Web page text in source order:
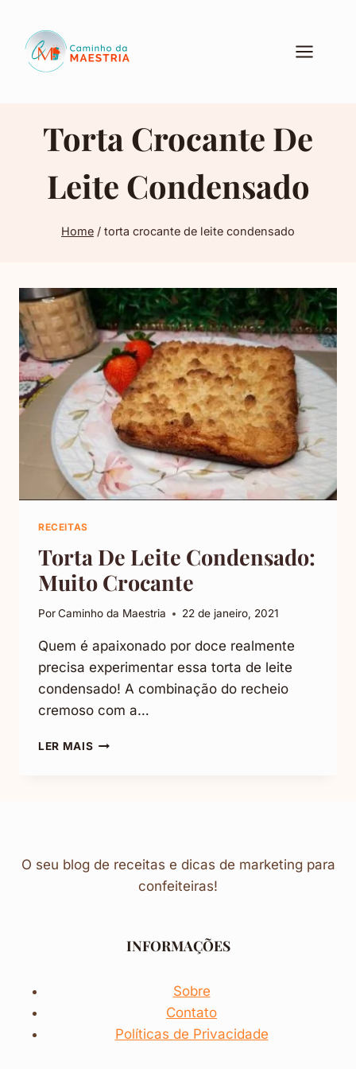
Conteúdo
Torta Crocante De
Leite Condensado
Home / torta crocante de leite condensado
RECEITAS
Torta De Leite Condensado:
Muito Crocante
PorCaminho da Maestria 22 de janeiro, 2021
Quem é apaixonado por doce realmente
precisa experimentar essa torta de leite
condensado! A combinação do recheio
cremoso com a…
LER MAISTORTA
O seu blog de receitas e dicas de marketing para
confeiteiras!
INFORMAÇÕES
Sobre
Contato
Políticas de Privacidade